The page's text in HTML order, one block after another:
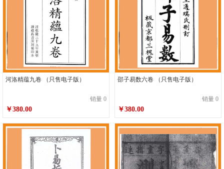
河洛精蕴九卷 （只售电子版）
销量 0
￥380.00
邵子易数六卷 （只售电子版）
销量 0
￥380.00